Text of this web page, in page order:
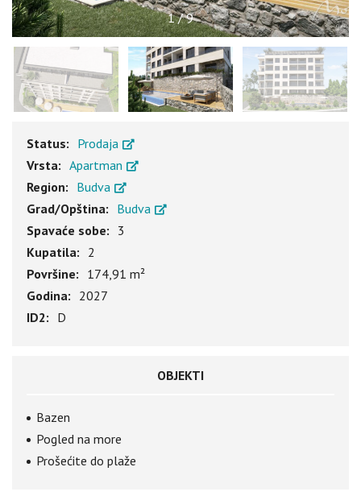
1/9
Status: Prodaja
Vrsta: Apartman
Region: Budva
Grad/Opština: Budva
Spavaće sobe: 3
Kupatila: 2
Površine: 174,91 m²
Godina: 2027
ID2: D
OBJEKTI
Bazen
Pogled na more
Prošećite do plaže